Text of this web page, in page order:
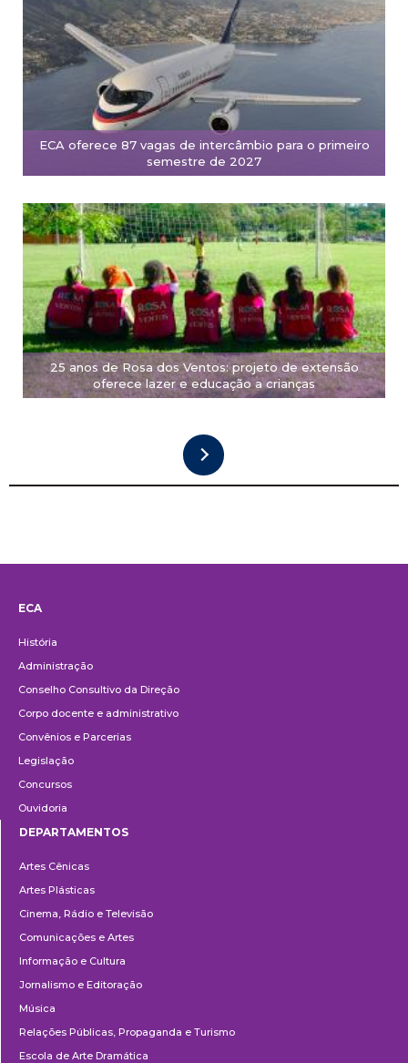
ECA oferece 87 vagas de intercâmbio para o primeiro
semestre de 2027
25 anos de Rosa dos Ventos: projeto de extensão
oferece lazer e educação a crianças
ECA
História
Administração
Conselho Consultivo da Direção
Corpo docente e administrativo
Convênios e Parcerias
Legislação
Concursos
Ouvidoria
DEPARTAMENTOS
Artes Cênicas
Artes Plásticas
Cinema, Rádio e Televisão
Comunicações e Artes
Informação e Cultura
Jornalismo e Editoração
Música
Relações Públicas, Propaganda e Turismo
Escola de Arte Dramática